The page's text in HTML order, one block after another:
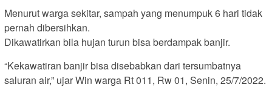
Menurut warga sekitar, sampah yang menumpuk 6 hari tidak
pernah dibersihkan.
Dikawatirkan bila hujan turun bisa berdampak banjir.
“Kekawatiran banjir bisa disebabkan dari tersumbatnya
saluran air,” ujar Win warga Rt 011, Rw 01, Senin, 25/7/2022.